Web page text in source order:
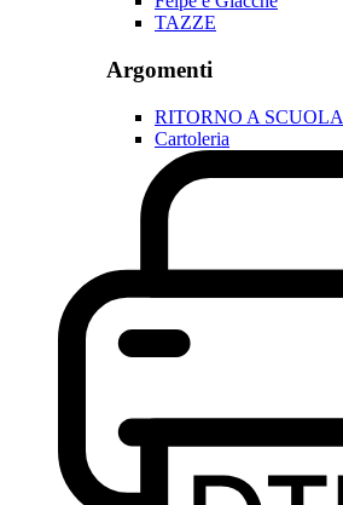
TAZZE
Argomenti
RITORNO A SCUOLA
Cartoleria